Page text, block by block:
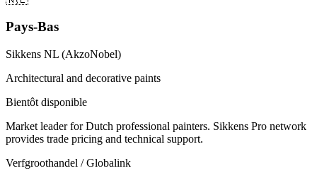
Pays-Bas
Sikkens NL (AkzoNobel)
Architectural and decorative paints
Bientôt disponible
Market leader for Dutch professional painters. Sikkens Pro network
provides trade pricing and technical support.
Verfgroothandel / Globalink